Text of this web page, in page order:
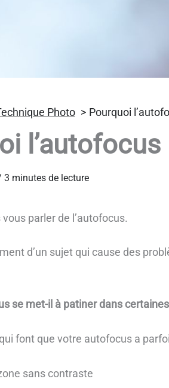
Photo Pourquoi
l’autofocus
3 minutes de lecture
vous parler de l’autofocus.
d’un sujet qui cause des
se met-il à patiner dans
font que votre autofocus a
sans contraste